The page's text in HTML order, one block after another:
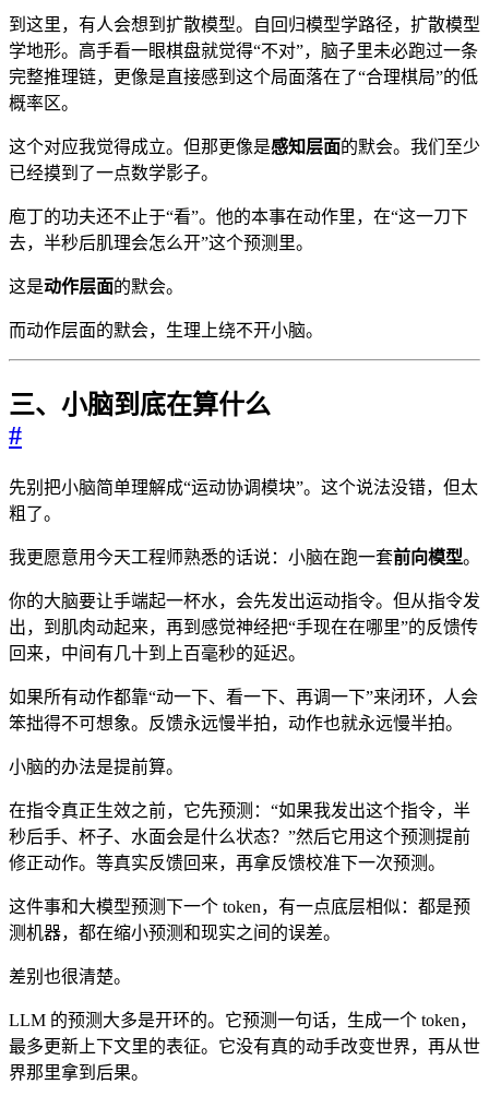
到这里，有人会想到扩散模型。自回归模型学路径，扩散模型
学地形。高手看一眼棋盘就觉得“不对”，脑子里未必跑过一条
完整推理链，更像是直接感到这个局面落在了“合理棋局”的低
概率区。
这个对应我觉得成立。但那更像是感知层面的默会。我们至少
已经摸到了一点数学影子。
庖丁的功夫还不止于“看”。他的本事在动作里，在“这一刀下
去，半秒后肌理会怎么开”这个预测里。
这是动作层面的默会。
而动作层面的默会，生理上绕不开小脑。
三、小脑到底在算什么
#
先别把小脑简单理解成“运动协调模块”。这个说法没错，但太
粗了。
我更愿意用今天工程师熟悉的话说：小脑在跑一套前向模型。
你的大脑要让手端起一杯水，会先发出运动指令。但从指令发
出，到肌肉动起来，再到感觉神经把“手现在在哪里”的反馈传
回来，中间有几十到上百毫秒的延迟。
如果所有动作都靠“动一下、看一下、再调一下”来闭环，人会
笨拙得不可想象。反馈永远慢半拍，动作也就永远慢半拍。
小脑的办法是提前算。
在指令真正生效之前，它先预测：“如果我发出这个指令，半
秒后手、杯子、水面会是什么状态？”然后它用这个预测提前
修正动作。等真实反馈回来，再拿反馈校准下一次预测。
这件事和大模型预测下一个 token，有一点底层相似：都是预
测机器，都在缩小预测和现实之间的误差。
差别也很清楚。
LLM 的预测大多是开环的。它预测一句话，生成一个 token，
最多更新上下文里的表征。它没有真的动手改变世界，再从世
界那里拿到后果。